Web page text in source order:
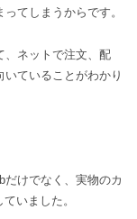
てしまうからです。
、ネットで注文、配
ていることがわかり
けでなく、実物のカ
いました。